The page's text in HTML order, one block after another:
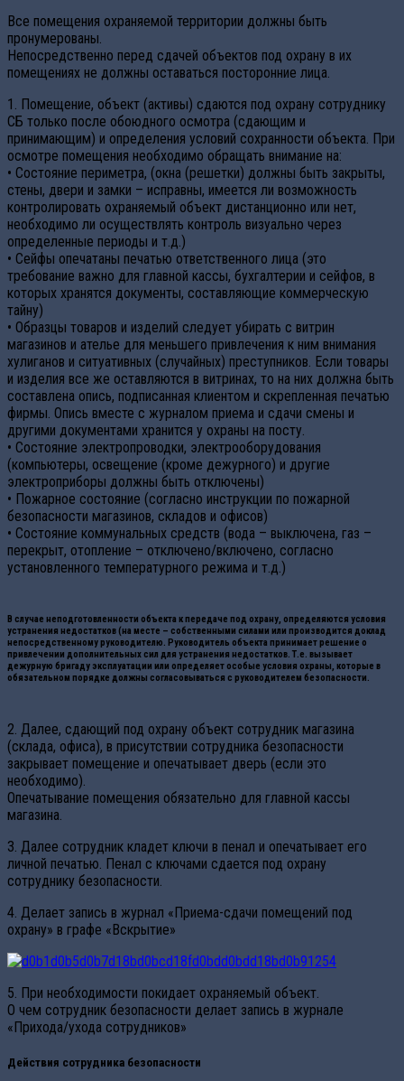
Все помещения охраняемой территории должны быть
пронумерованы.
Непосредственно перед сдачей объектов под охрану в их
помещениях не должны оставаться посторонние лица.
1. Помещение, объект (активы) сдаются под охрану сотруднику
СБ только после обоюдного осмотра (сдающим и
принимающим) и определения условий сохранности объекта. При
осмотре помещения необходимо обращать внимание на:
• Состояние периметра, (окна (решетки) должны быть закрыты,
стены, двери и замки – исправны, имеется ли возможность
контролировать охраняемый объект дистанционно или нет,
необходимо ли осуществлять контроль визуально через
определенные периоды и т.д.)
• Сейфы опечатаны печатью ответственного лица (это
требование важно для главной кассы, бухгалтерии и сейфов, в
которых хранятся документы, составляющие коммерческую
тайну)
• Образцы товаров и изделий следует убирать с витрин
магазинов и ателье для меньшего привлечения к ним внимания
хулиганов и ситуативных (случайных) преступников. Если товары
и изделия все же оставляются в витринах, то на них должна быть
составлена опись, подписанная клиентом и скрепленная печатью
фирмы. Опись вместе с журналом приема и сдачи смены и
другими документами хранится у охраны на посту.
• Состояние электропроводки, электрооборудования
(компьютеры, освещение (кроме дежурного) и другие
электроприборы должны быть отключены)
• Пожарное состояние (согласно инструкции по пожарной
безопасности магазинов, складов и офисов)
• Состояние коммунальных средств (вода – выключена, газ –
перекрыт, отопление – отключено/включено, согласно
установленного температурного режима и т.д.)
В случае неподготовленности объекта к передаче под охрану, определяются условия
устранения недостатков (на месте – собственными силами или производится доклад
непосредственному руководителю. Руководитель объекта принимает решение о
привлечении дополнительных сил для устранения недостатков. Т.е. вызывает
дежурную бригаду эксплуатации или определяет особые условия охраны, которые в
обязательном порядке должны согласовываться с руководителем безопасности.
2. Далее, сдающий под охрану объект сотрудник магазина
(склада, офиса), в присутствии сотрудника безопасности
закрывает помещение и опечатывает дверь (если это
необходимо).
Опечатывание помещения обязательно для главной кассы
магазина.
3. Далее сотрудник кладет ключи в пенал и опечатывает его
личной печатью. Пенал с ключами сдается под охрану
сотруднику безопасности.
4. Делает запись в журнал «Приема-сдачи помещений под
охрану» в графе «Вскрытие»
5. При необходимости покидает охраняемый объект.
О чем сотрудник безопасности делает запись в журнале
«Прихода/ухода сотрудников»
Действия сотрудника безопасности